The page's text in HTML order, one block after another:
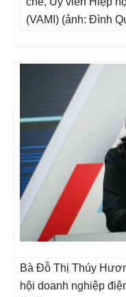
(VAMI) (ảnh: Đình
Bà Đỗ Thị Thúy
hội doanh nghiệp